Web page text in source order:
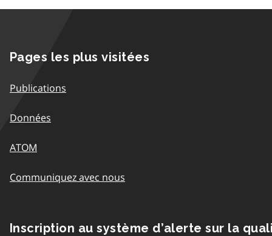
Pages les plus visitées
Publications
Données
ATOM
Communiquez avec nous
Inscription au système d’alerte sur la